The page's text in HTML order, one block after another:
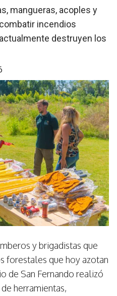
mangueras, acoples y
incendios
destruyen los
y brigadistas que
forestales que hoy azotan
de San Fernando realizó
herramientas,